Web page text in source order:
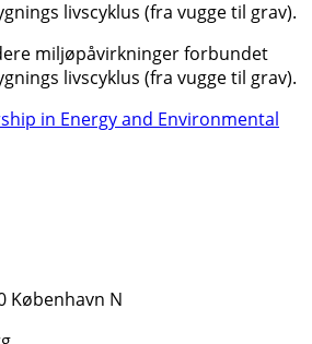
livscyklus (fra vugge til grav).
miljøpåvirkninger forbundet
livscyklus (fra vugge til grav).
in Energy and Environmental
København N